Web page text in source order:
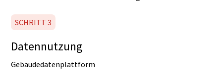
SCHRITT 3
Datennutzung
Gebäudedatenplattform